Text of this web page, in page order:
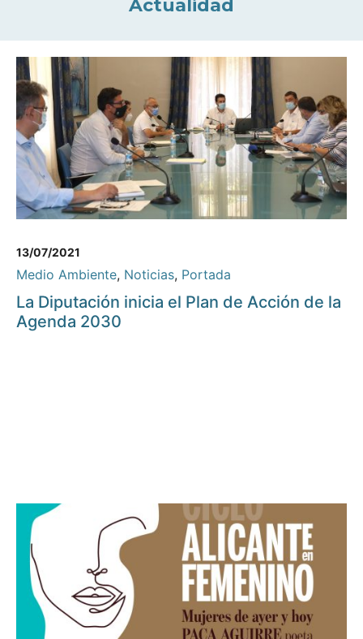
Actualidad
13/07/2021
Medio Ambiente, Noticias, Portada
La Diputación inicia el Plan de Acción de la
Agenda 2030